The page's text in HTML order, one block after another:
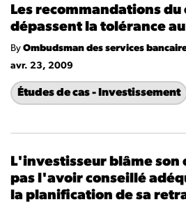
Les recommandations
dépassent la tolérance
By Ombudsman des services
avr. 23, 2009
Études de cas - Investissement
L'investisseur blâme son
pas l'avoir conseillé
la planification de sa